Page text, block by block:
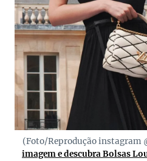
(Foto/Reprodução
imagem e descubra Bolsas